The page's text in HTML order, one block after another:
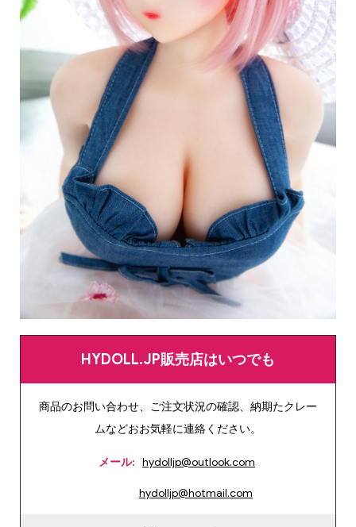
HYDOLL.JP販売店はいつでも
商品のお問い合わせ、ご注文状況の確認、納期たクレー
ムなどおお気軽に連絡ください。
メール: hydolljp@outlook.com
hydolljp@hotmail.com